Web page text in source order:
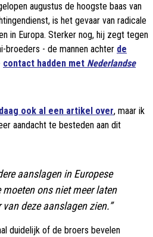
augustus de hoogste baas van
is het gevaar van radicale
in Europa. Sterker nog, hij zegt tegen
broeders - de mannen achter de
contact hadden met Nederlandse
ook al een artikel over, maar ik
aandacht te besteden aan dit
aanslagen in Europese
ons niet meer laten
deze aanslagen zien.”
duidelijk of de broers bevelen